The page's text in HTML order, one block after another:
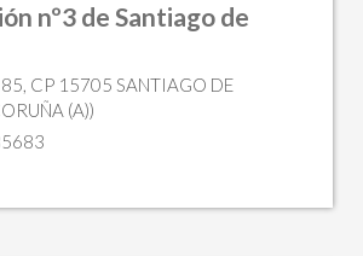
nº3 de Santiago de
85, CP 15705 SANTIAGO DE
(A))